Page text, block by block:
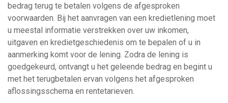
bedrag terug te betalen volgens de afgesproken
voorwaarden. Bij het aanvragen van een kredietlening moet
u meestal informatie verstrekken over uw inkomen,
uitgaven en kredietgeschiedenis om te bepalen of u in
aanmerking komt voor de lening. Zodra de lening is
goedgekeurd, ontvangt u het geleende bedrag en begint u
met het terugbetalen ervan volgens het afgesproken
aflossingsschema en rentetarieven.